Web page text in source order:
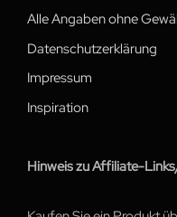
Alle Angaben ohne
Datenschutzerklärung
Impressum
Inspiration
Hinweis zu Affiliate-